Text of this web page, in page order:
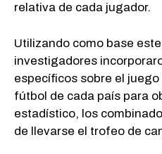
relativa de cada jugador.
Utilizando como base
investigadores
específicos sobre el
fútbol de cada país para
estadístico, los
de llevarse el trofeo de